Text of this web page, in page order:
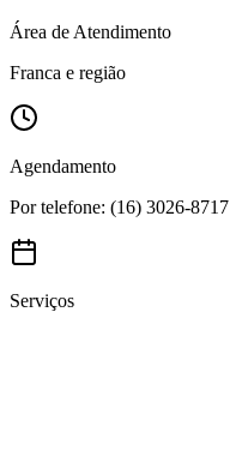
Área de Atendimento
Franca e região
Agendamento
Por telefone: (16) 3026-8717
Serviços